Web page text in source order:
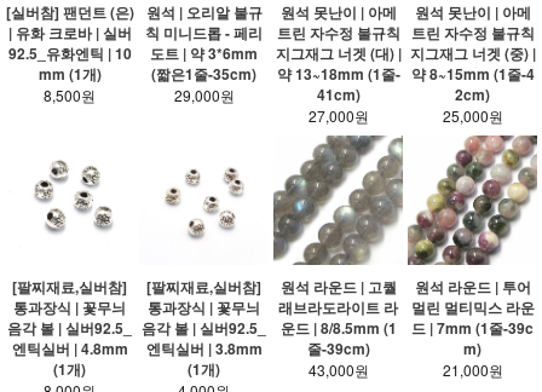
[실버참] 팬던트 (은)
| 유화 크로바 | 실버
92.5_유화엔틱 | 10
mm (1개)
8,500원
원석 | 오리알 불규
칙 미니드롭 - 페리
도트 | 약 3*6mm
(짧은1줄-35cm)
29,000원
원석 못난이 | 아메
트린 자수정 불규칙
지그재그 너겟 (대) |
약 13~18mm (1줄-
41cm)
27,000원
원석 못난이 | 아메
트린 자수정 불규칙
지그재그 너겟 (중) |
약 8~15mm (1줄-4
2cm)
25,000원
[팔찌재료,실버참]
통과장식 | 꽃무늬
음각 볼 | 실버92.5_
엔틱실버 | 4.8mm
(1개)
[팔찌재료,실버참]
통과장식 | 꽃무늬
음각 볼 | 실버92.5_
엔틱실버 | 3.8mm
(1개)
원석 라운드 | 고퀄
래브라도라이트 라
운드 | 8/8.5mm (1
줄-39cm)
43,000원
원석 라운드 | 투어
멀린 멀티믹스 라운
드 | 7mm (1줄-39c
m)
21,000원